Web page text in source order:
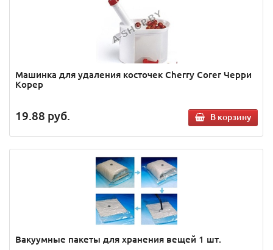
Машинка для удаления косточек Cherry Corer Черри
Корер
19.88 руб. В корзину
Вакуумные пакеты для хранения вещей 1 шт.